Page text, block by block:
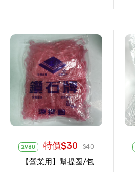
2980 特價$30 $40
【營業用】幫提圈/包